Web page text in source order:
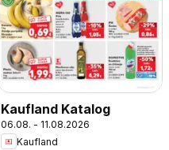
Kaufland Katalog
06.08. - 11.08.2026
Kaufland